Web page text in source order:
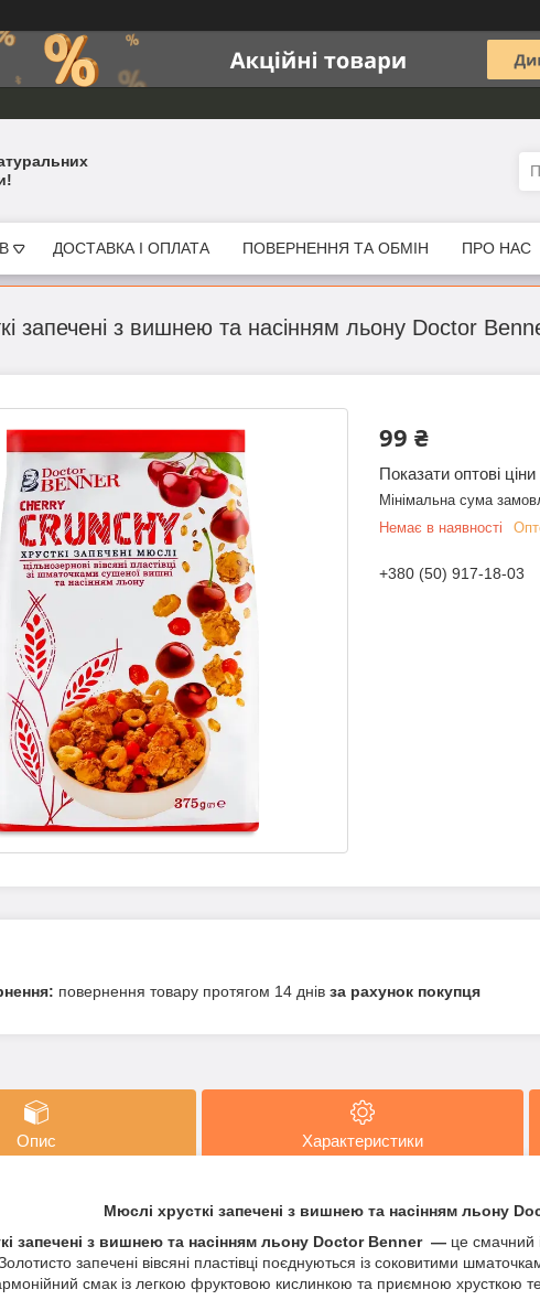
ДОСТАВКА І ОПЛАТА ПОВЕРНЕННЯ ТА ОБМІН ПРО НАС
запечені з вишнею та насінням льону Doctor
99 ₴
Показати оптові ціни
Мінімальна сума
Немає в наявності
+380 (50) 917-18-03
повернення товару протягом 14 днів за рахунок покупця
Опис Характеристики
Мюслі хрусткі запечені з вишнею та насінням льону
запечені з вишнею та насінням льону Doctor Benner — це смачний
запечені вівсяні пластівці поєднуються із соковитими
смак із легкою фруктовою кислинкою та приємною хрусткою